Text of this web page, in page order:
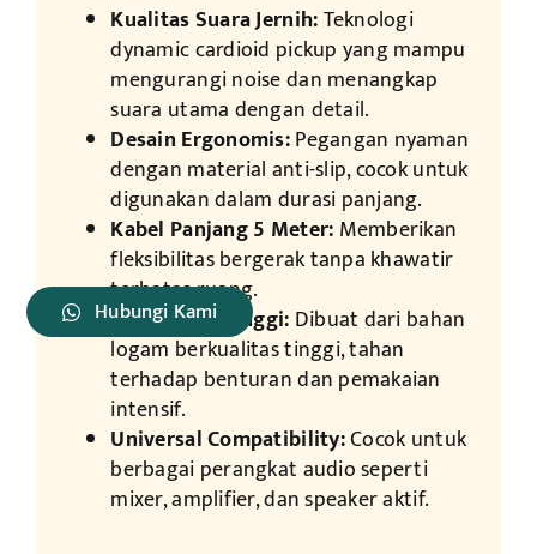
Kualitas Suara Jernih:Teknologi
dynamic cardioid pickup yang mampu
mengurangi noise dan menangkap
suara utama dengan detail.
Desain Ergonomis:Pegangan nyaman
dengan material anti-slip, cocok untuk
digunakan dalam durasi panjang.
Kabel Panjang 5 Meter: Memberikan
fleksibilitas bergerak tanpa khawatir
terbatas ruang.
Durabilitas Tinggi: Dibuat dari bahan
logam berkualitas tinggi, tahan
terhadap benturan dan pemakaian
intensif.
Universal Compatibility:Cocok untuk
berbagai perangkat audio seperti
mixer, amplifier, dan speaker aktif.
Hubungi Kami